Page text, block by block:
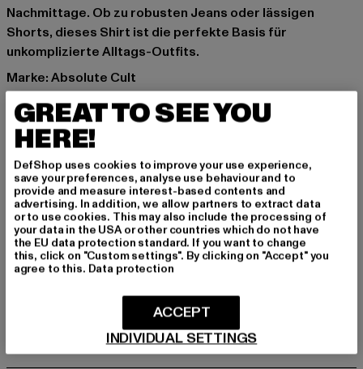
Nachmittage. Ob zu robusten Jeans oder lässigen
Shorts, dieses Shirt ist die perfekte Basis für
unkomplizierte Alltags-Outfits.
Marke: Absolute Cult
Kat.: Long Sleeves
Farbe: weiß
Hersteller Farbe: white
Art.Nr: MP502347-00220
Hersteller: TB International GmbH |info@tbint.de
Dr.-Robert-Murjahn-Straße 7 | 64372 Ober-Ramstadt |
DE
GRÖSSE & PASSFORM
PFLEGEHINWEISE
GREAT TO SEE YOU
HERE!
DefShop uses cookies to improve your use experience,
save your preferences, analyse use behaviour and to
provide and measure interest-based contents and
advertising. In addition, we allow partners to extract data
or to use cookies. This may also include the processing of
your data in the USA or other countries which do not have
the EU data protection standard. If you want to change
this, click on "Custom settings". By clicking on "Accept" you
agree to this. Data protection
INDIVIDUAL SETTINGS
ACCEPT